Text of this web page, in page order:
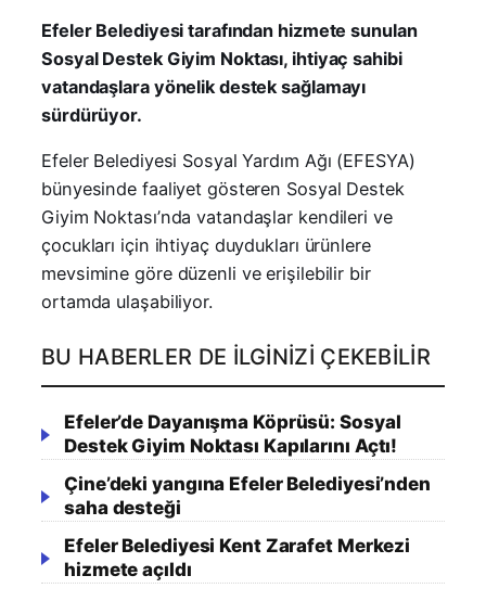
Efeler Belediyesi tarafından hizmete sunulan
Sosyal Destek Giyim Noktası, ihtiyaç sahibi
vatandaşlara yönelik destek sağlamayı
sürdürüyor.
Efeler Belediyesi Sosyal Yardım Ağı (EFESYA)
bünyesinde faaliyet gösteren Sosyal Destek
Giyim Noktası’nda vatandaşlar kendileri ve
çocukları için ihtiyaç duydukları ürünlere
mevsimine göre düzenli ve erişilebilir bir
ortamda ulaşabiliyor.
BU HABERLER DE İLGINIZI ÇEKEBILIR
Efeler’de Dayanışma Köprüsü: Sosyal
Destek Giyim Noktası Kapılarını Açtı!
Çine’deki yangına Efeler Belediyesi’nden
saha desteği
Efeler Belediyesi Kent Zarafet Merkezi
hizmete açıldı